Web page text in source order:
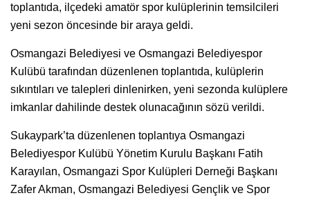
toplantıda, ilçedeki amatör spor kulüplerinin temsilcileri
yeni sezon öncesinde bir araya geldi.
Osmangazi Belediyesi ve Osmangazi Belediyespor
Kulübü tarafından düzenlenen toplantıda, kulüplerin
sıkıntıları ve talepleri dinlenirken, yeni sezonda kulüplere
imkanlar dahilinde destek olunacağının sözü verildi.
Sukaypark’ta düzenlenen toplantıya Osmangazi
Belediyespor Kulübü Yönetim Kurulu Başkanı Fatih
Karayılan, Osmangazi Spor Kulüpleri Derneği Başkanı
Zafer Akman, Osmangazi Belediyesi Gençlik ve Spor